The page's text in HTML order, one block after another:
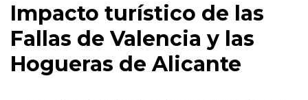
Impacto turístico de las
Fallas de Valencia y las
Hogueras de Alicante